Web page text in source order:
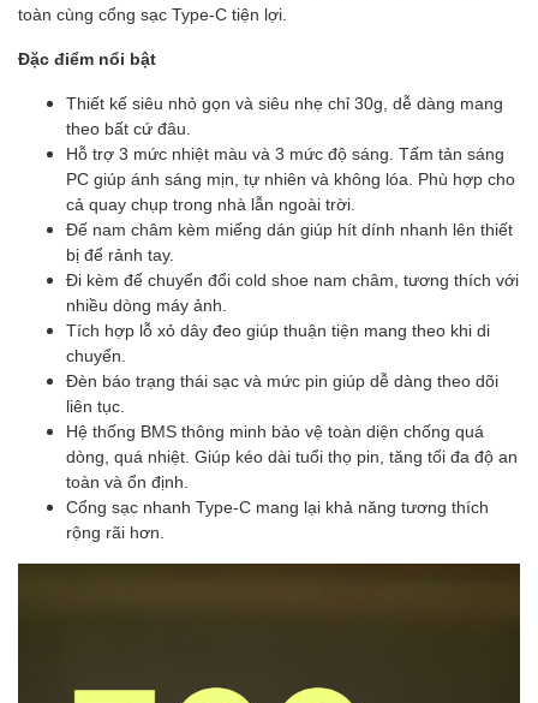
toàn cùng cổng sạc Type-C tiện lợi.
Đặc điểm nổi bật
Thiết kế siêu nhỏ gọn và siêu nhẹ chỉ 30g, dễ dàng mang
theo bất cứ đâu.
Hỗ trợ 3 mức nhiệt màu và 3 mức độ sáng. Tấm tản sáng
PC giúp ánh sáng mịn, tự nhiên và không lóa. Phù hợp cho
cả quay chụp trong nhà lẫn ngoài trời.
Đế nam châm kèm miếng dán giúp hít dính nhanh lên thiết
bị để rảnh tay.
Đi kèm đế chuyển đổi cold shoe nam châm, tương thích với
nhiều dòng máy ảnh.
Tích hợp lỗ xỏ dây đeo giúp thuận tiện mang theo khi di
chuyển.
Đèn báo trạng thái sạc và mức pin giúp dễ dàng theo dõi
liên tục.
Hệ thống BMS thông minh bảo vệ toàn diện chống quá
dòng, quá nhiệt. Giúp kéo dài tuổi thọ pin, tăng tối đa độ an
toàn và ổn định.
Cổng sạc nhanh Type-C mang lại khả năng tương thích
rộng rãi hơn.